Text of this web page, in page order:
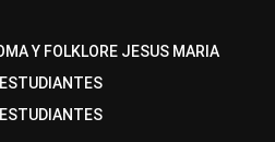
Y FOLKLORE JESUS MARIA